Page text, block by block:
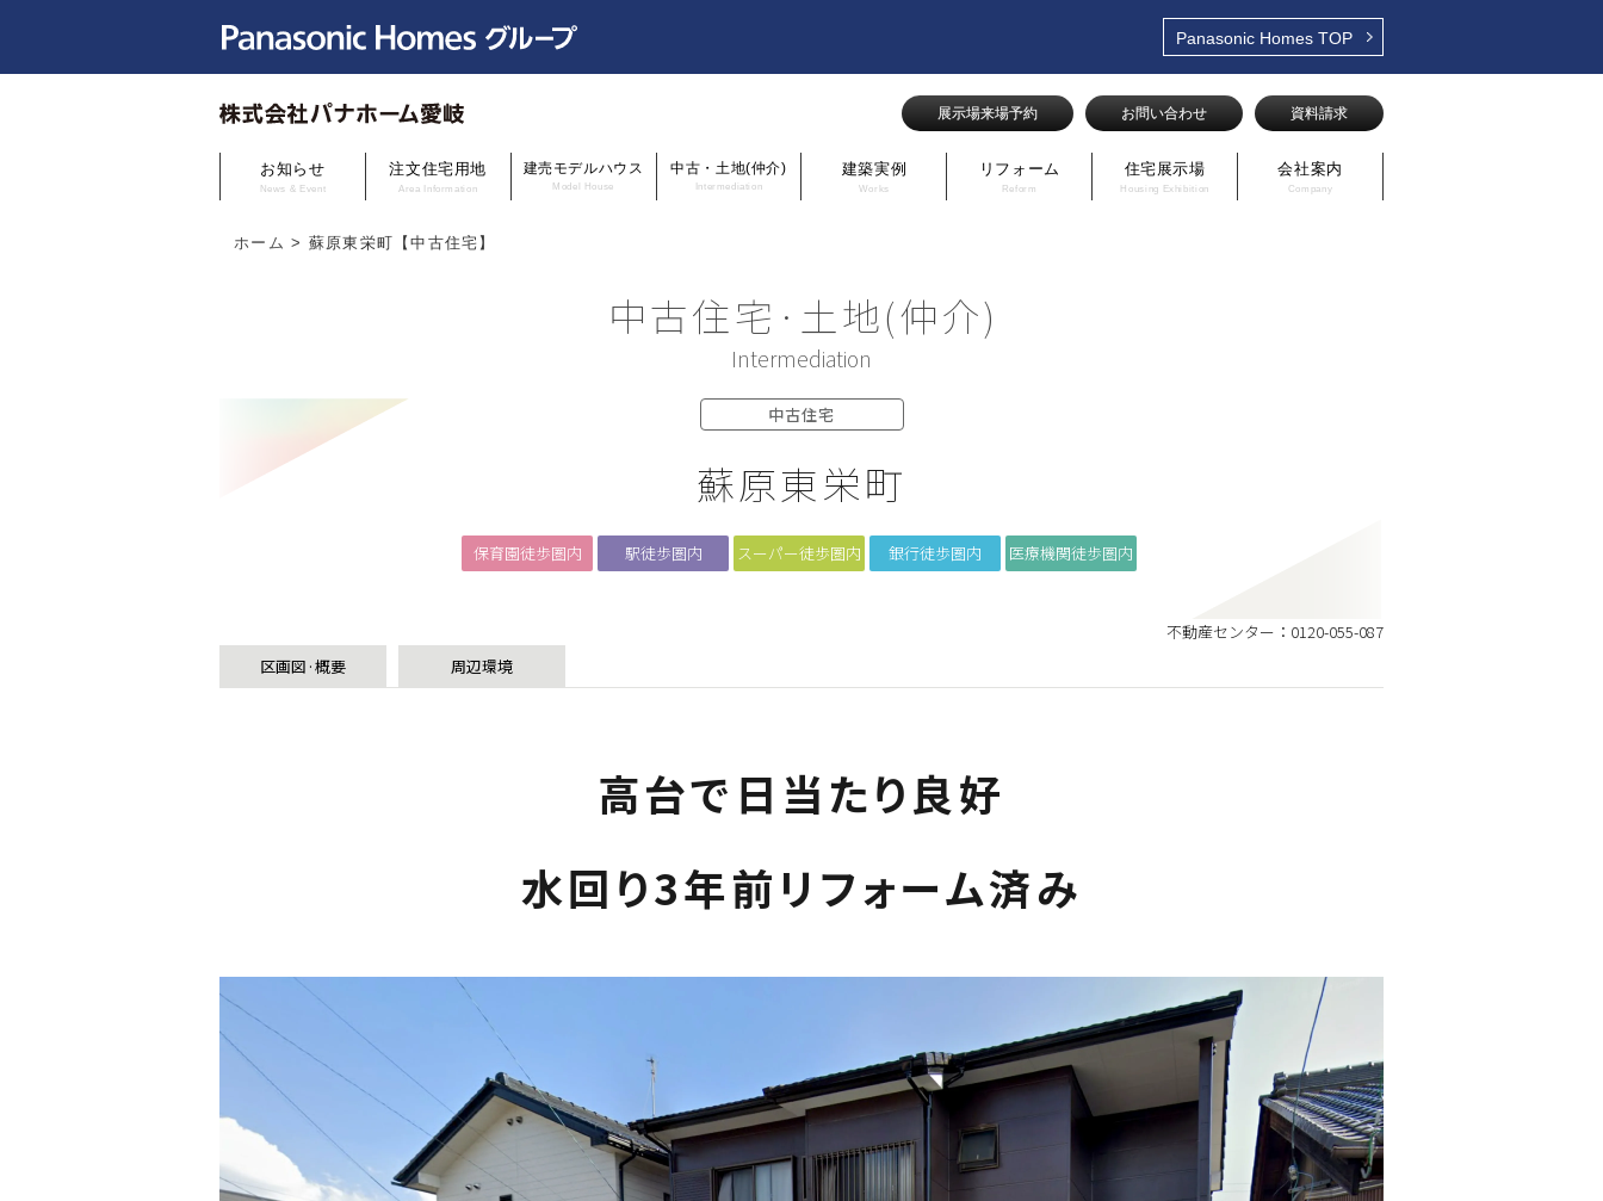
Panasonic Homes TOP
お知らせ
News & Event
注文住宅用地
Area Information
建売モデルハウス
Model House
中古・土地(仲介)
Intermediation
建築実例
Works
リフォーム
Reform
住宅展示場
Housing Exhibition
会社案内
Company
展示場来場予約 お問い合わせ 資料請求
ホーム > 蘇原東栄町【中古住宅】
中古住宅·土地(仲介)
Intermediation
中古住宅
蘇原東栄町
保育園徒歩圏内 駅徒歩圏内 スーパー徒歩圏内 銀行徒歩圏内 医療機関徒歩圏内
不動産センター：0120-055-087
区画図·概要
周辺環境
高台で日当たり良好
水回り3年前リフォーム済み